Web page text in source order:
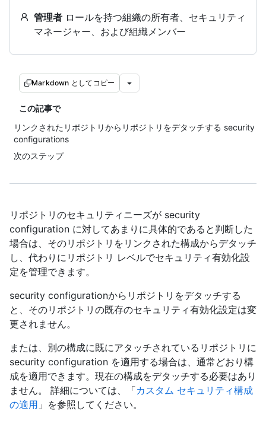
管理者 ロールを持つ組織の所有者、セキュリティ
マネージャー、および組織メンバー
Markdown としてコピー
この記事で
リンクされたリポジトリからリポジトリをデタッチする security
configurations
次のステップ
リポジトリのセキュリティニーズが security
configuration に対してあまりに具体的であると判断した
場合は、そのリポジトリをリンクされた構成からデタッチ
し、代わりにリポジトリ レベルでセキュリティ有効化設
定を管理できます。
security configurationからリポジトリをデタッチする
と、そのリポジトリの既存のセキュリティ有効化設定は変
更されません。
または、別の構成に既にアタッチされているリポジトリに
security configuration を適用する場合は、通常どおり構
成を適用できます。現在の構成をデタッチする必要はあり
ません。 詳細については、「カスタム セキュリティ構成
の適用 」を参照してください。